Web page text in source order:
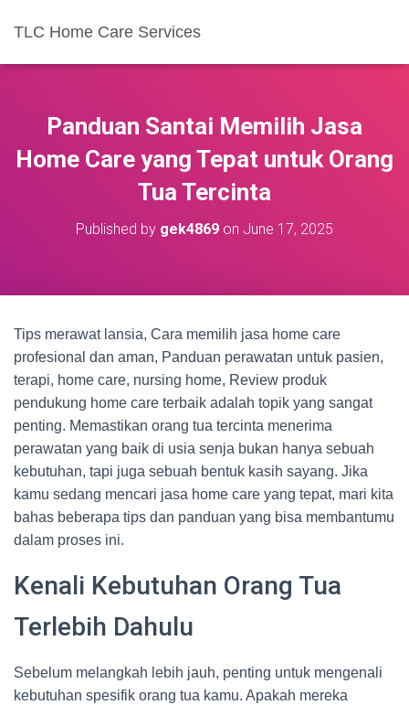
TLC Home Care Services
Panduan Santai Memilih Jasa
Home Care yang Tepat untuk Orang
Tua Tercinta
Published by gek4869 on June 17, 2025
Tips merawat lansia, Cara memilih jasa home care
profesional dan aman, Panduan perawatan untuk pasien,
terapi, home care, nursing home, Review produk
pendukung home care terbaik adalah topik yang sangat
penting. Memastikan orang tua tercinta menerima
perawatan yang baik di usia senja bukan hanya sebuah
kebutuhan, tapi juga sebuah bentuk kasih sayang. Jika
kamu sedang mencari jasa home care yang tepat, mari kita
bahas beberapa tips dan panduan yang bisa membantumu
dalam proses ini.
Kenali Kebutuhan Orang Tua
Terlebih Dahulu
Sebelum melangkah lebih jauh, penting untuk mengenali
kebutuhan spesifik orang tua kamu. Apakah mereka